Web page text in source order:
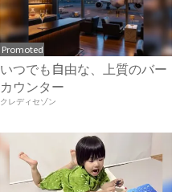
Promoted
いつでも自由な、上質のバー
カウンター
クレディセゾン